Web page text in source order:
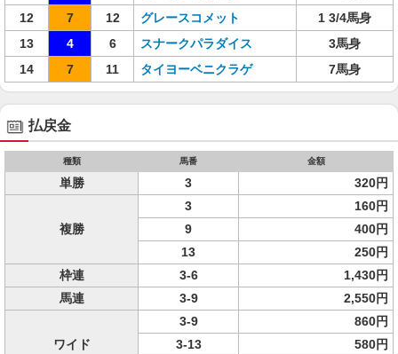
12
7 12 グレースコメット
1 3/4馬身
13
4 6 スナークパラダイス
3馬身
14
7 11 タイヨーベニクラゲ 7馬身
払戻金
種類 馬番 金額
単勝 3 320円
複勝
3
160円
9
400円
13
250円
枠連
3-6
1,430円
馬連
3-9 2,550円
ワイド
3-9
860円
3-13
580円